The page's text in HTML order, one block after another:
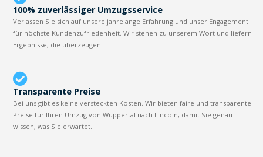
100% zuverlässiger Umzugsservice
Verlassen Sie sich auf unsere jahrelange Erfahrung und unser Engagement
für höchste Kundenzufriedenheit. Wir stehen zu unserem Wort und liefern
Ergebnisse, die überzeugen.
Transparente Preise
Bei uns gibt es keine versteckten Kosten. Wir bieten faire und transparente
Preise für Ihren Umzug von Wuppertal nach Lincoln, damit Sie genau
wissen, was Sie erwartet.